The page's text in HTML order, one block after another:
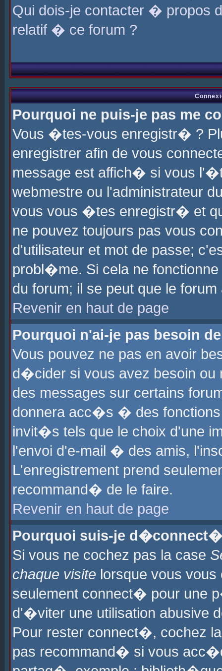
Qui dois-je contacter � propos
relatif � ce forum ?
Pourquoi ne puis-je pas me
Vous �tes-vous enregistr� ?
enregistrer afin de vous
message est affich� si vous
webmestre ou l'administrateur
vous vous �tes enregistr� et
ne pouvez toujours pas vous
d'utilisateur et mot de passe;
probl�me. Si cela ne
du forum; il se peut que le
Revenir en haut de page
Pourquoi n'ai-je pas besoin
Vous pouvez ne pas en avoir
d�cider si vous avez besoin ou
des messages sur certains
donnera acc�s � des fonctions
invit�s tels que le choix d'une
l'envoi d'e-mail � des amis,
L'enregistrement prend
recommand� de le faire.
Revenir en haut de page
Pourquoi suis-je
Si vous ne cochez pas la case
chaque visite lorsque vous
seulement connect� pour une
d'�viter une utilisation abusive
Pour rester connect�, cochez
pas recommand� si vous